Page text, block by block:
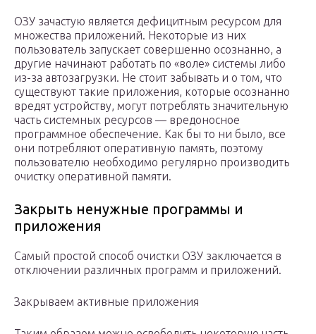
ОЗУ зачастую является дефицитным ресурсом для
множества приложений. Некоторые из них
пользователь запускает совершенно осознанно, а
другие начинают работать по «воле» системы либо
из-за автозагрузки. Не стоит забывать и о том, что
существуют такие приложения, которые осознанно
вредят устройству, могут потреблять значительную
часть системных ресурсов — вредоносное
программное обеспечение. Как бы то ни было, все
они потребляют оперативную память, поэтому
пользователю необходимо регулярно производить
очистку оперативной памяти.
Закрыть ненужные программы и
приложения
Самый простой способ очистки ОЗУ заключается в
отключении различных программ и приложений.
Закрываем активные приложения